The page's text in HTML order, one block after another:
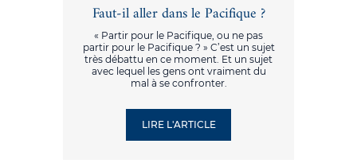
Faut-il aller dans le Pacifique ?
« Partir pour le Pacifique, ou ne pas
partir pour le Pacifique ? » C’est un sujet
très débattu en ce moment. Et un sujet
avec lequel les gens ont vraiment du
mal à se confronter.
LIRE L'ARTICLE